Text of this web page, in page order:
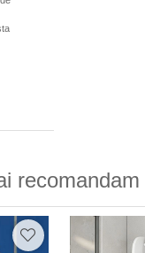
recomandam